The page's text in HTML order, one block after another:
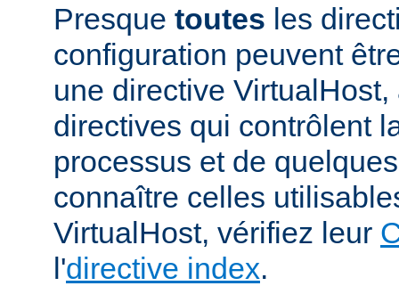
Presque toutes les
configuration peuvent
une directive
directives qui contrôlent
processus et de
connaître celles
VirtualHost, vérifiez leur
l'directive index.